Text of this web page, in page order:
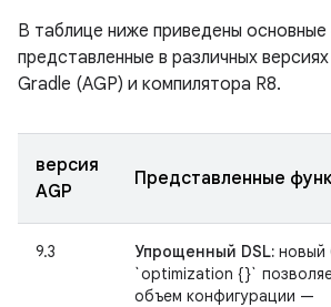
В таблице ниже приведены основные
представленные в различных
Gradle (AGP) и компилятора R8.
версия
AGP
Представленные
9.3 Упрощенный DSL: новый
`optimization {}`
объем конфигурации —